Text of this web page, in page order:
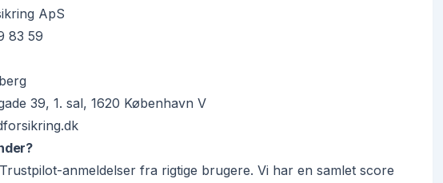
ApS
83 59
39, 1. sal, 1620 København V
anmeldelser fra rigtige brugere. Vi har en samlet score